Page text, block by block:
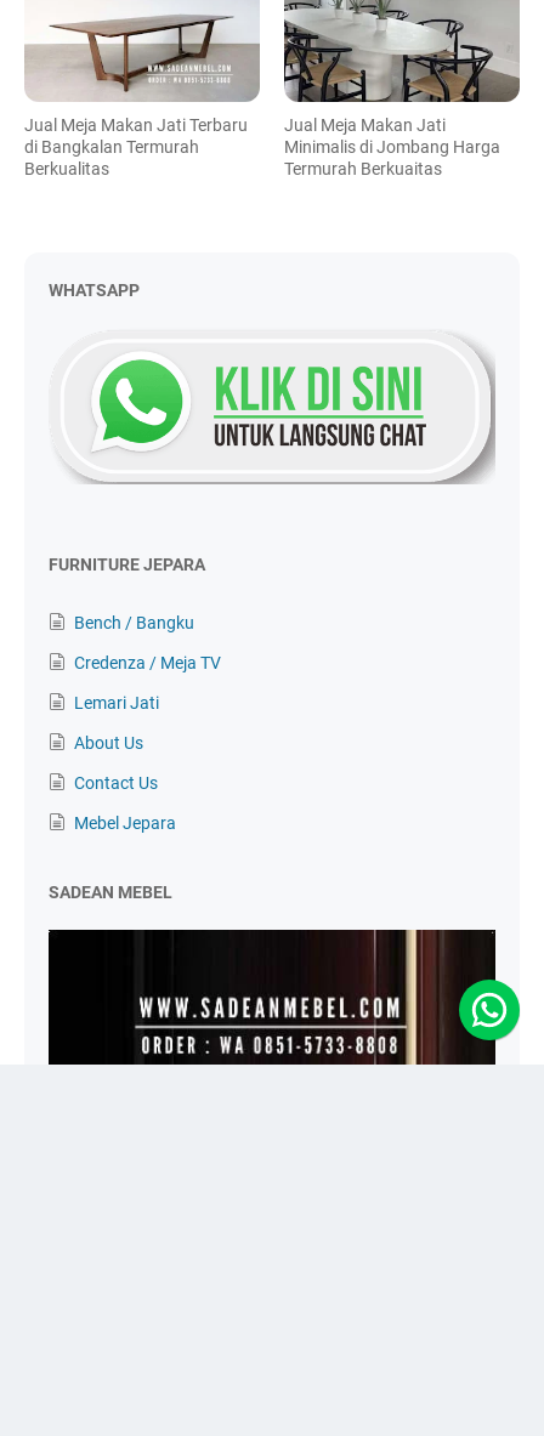
Jual Meja Makan Jati Terbaru
di Bangkalan Termurah
Berkualitas
Jual Meja Makan Jati
Minimalis di Jombang Harga
Termurah Berkuaitas
WHATSAPP
FURNITURE JEPARA
Bench / Bangku
Credenza / Meja TV
Lemari Jati
About Us
Contact Us
Mebel Jepara
SADEAN MEBEL